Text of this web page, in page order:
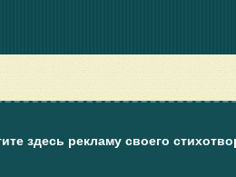
здесь рекламу своего